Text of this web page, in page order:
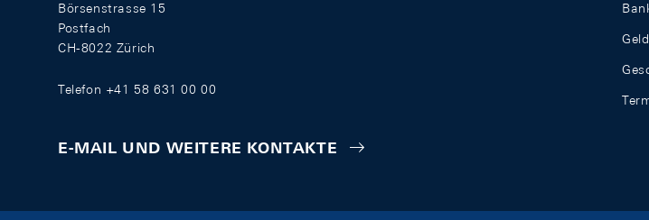
Börsenstrasse 15
Postfach
CH-8022 Zürich
Telefon +41 58 631 00 00
E-MAIL UND WEITERE KONTAKTE